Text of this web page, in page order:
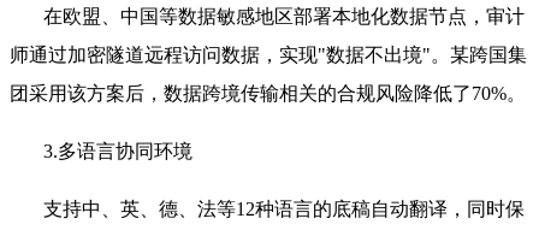
在欧盟、中国等数据敏感地区部署本地化数据节点，审计
师通过加密隧道远程访问数据，实现"数据不出境"。某跨国集
团采用该方案后，数据跨境传输相关的合规风险降低了70%。
3.多语言协同环境
支持中、英、德、法等12种语言的底稿自动翻译，同时保